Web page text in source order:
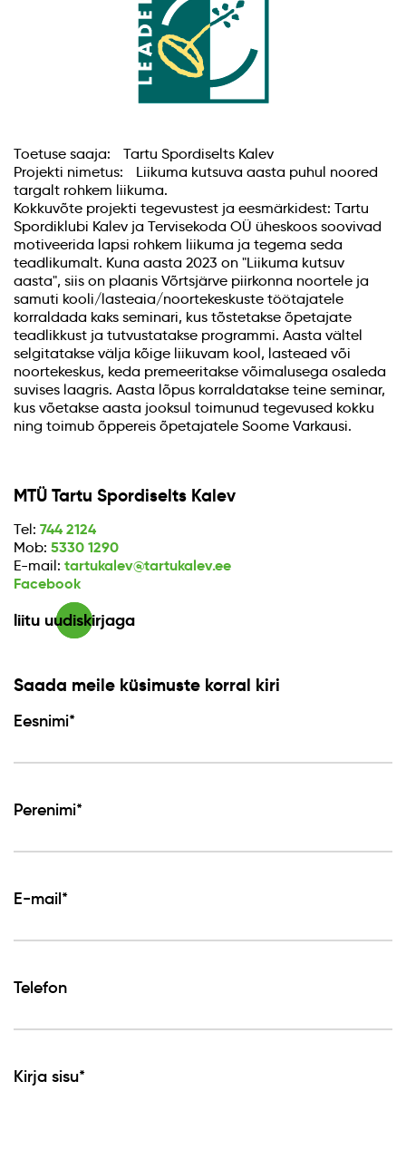
Toetuse saaja: Tartu Spordiselts Kalev
Projekti nimetus: Liikuma kutsuva aasta puhul noored
targalt rohkem liikuma.
Kokkuvõte projekti tegevustest ja eesmärkidest: Tartu
Spordiklubi Kalev ja Tervisekoda OÜ üheskoos soovivad
motiveerida lapsi rohkem liikuma ja tegema seda
teadlikumalt. Kuna aasta 2023 on "Liikuma kutsuv
aasta", siis on plaanis Võrtsjärve piirkonna noortele ja
samuti kooli/lasteaia/noortekeskuste töötajatele
korraldada kaks seminari, kus tõstetakse õpetajate
teadlikkust ja tutvustatakse programmi. Aasta vältel
selgitatakse välja kõige liikuvam kool, lasteaed või
noortekeskus, keda premeeritakse võimalusega osaleda
suvises laagris. Aasta lõpus korraldatakse teine seminar,
kus võetakse aasta jooksul toimunud tegevused kokku
ning toimub õppereis õpetajatele Soome Varkausi.
MTÜ Tartu Spordiselts Kalev
Tel: 744 2124
Mob: 5330 1290
E-mail: tartukalev@tartukalev.ee
Facebook
liitu uudiskirjaga
Saada meile küsimuste korral kiri
Eesnimi*
Perenimi*
E-mail*
Telefon
Kirja sisu*